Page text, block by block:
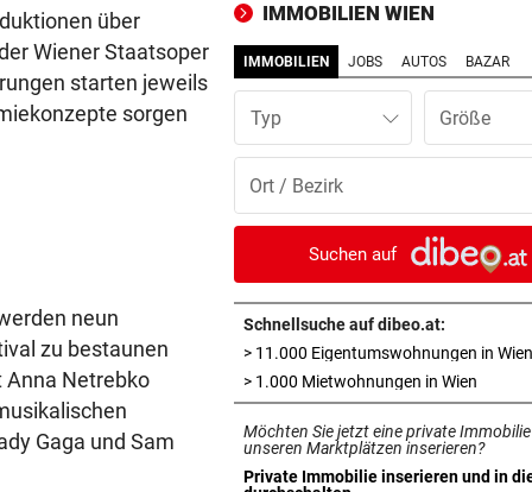
über
Wiener Staatsoper
starten jeweils
sorgen
neun
zu bestaunen
Anna Netrebko
Gaga und Sam
DREIMAL SO VIELE KÜHE
Dürre bringt jetzt auch
Schlachthöfe ans Limit
Ungarns werden
AUFSTEIGER WILL DUO vor
Transfer-Hammer um gleich
ÖFB-Teamspieler?
SCHWERE KOLLISIONEN vor 2
Tirol: Drei verletzte Biker
heftigen Unfällen
IMMOBILIEN WIEN
IMMOBILIEN JOBS AUTOS BAZAR
Typ
Suchen auf
Schnellsuche auf dibeo.at:
> 11.000 Eigentumswohnungen in Wien
> 1.000 Mietwohnungen in Wien
Möchten Sie jetzt eine private
unseren Marktplätzen inserieren?
Private Immobilie inserieren und in